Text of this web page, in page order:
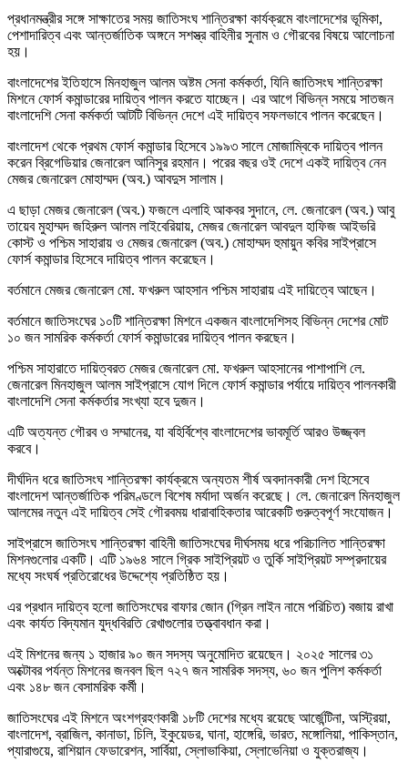
প্রধানমন্ত্রীর সঙ্গে সাক্ষাতের সময় জাতিসংঘ শান্তিরক্ষা কার্যক্রমে বাংলাদেশের ভূমিকা,
পেশাদারিত্ব এবং আন্তর্জাতিক অঙ্গনে সশস্ত্র বাহিনীর সুনাম ও গৌরবের বিষয়ে আলোচনা
হয়।
বাংলাদেশের ইতিহাসে মিনহাজুল আলম অষ্টম সেনা কর্মকর্তা, যিনি জাতিসংঘ শান্তিরক্ষা
মিশনে ফোর্স কমান্ডারের দায়িত্ব পালন করতে যাচ্ছেন। এর আগে বিভিন্ন সময়ে সাতজন
বাংলাদেশি সেনা কর্মকর্তা আটটি বিভিন্ন দেশে এই দায়িত্ব সফলভাবে পালন করেছেন।
বাংলাদেশ থেকে প্রথম ফোর্স কমান্ডার হিসেবে ১৯৯৩ সালে মোজাম্বিকে দায়িত্ব পালন
করেন ব্রিগেডিয়ার জেনারেল আনিসুর রহমান। পরের বছর ওই দেশে একই দায়িত্ব নেন
মেজর জেনারেল মোহাম্মদ (অব.) আবদুস সালাম।
এ ছাড়া মেজর জেনারেল (অব.) ফজলে এলাহি আকবর সুদানে, লে. জেনারেল (অব.) আবু
তায়েব মুহাম্মদ জহিরুল আলম লাইবেরিয়ায়, মেজর জেনারেল আবদুল হাফিজ আইভরি
কোস্ট ও পশ্চিম সাহারায় ও মেজর জেনারেল (অব.) মোহাম্মদ হুমায়ুন কবির সাইপ্রাসে
ফোর্স কমান্ডার হিসেবে দায়িত্ব পালন করেছেন।
বর্তমানে মেজর জেনারেল মো. ফখরুল আহসান পশ্চিম সাহারায় এই দায়িত্বে আছেন।
বর্তমানে জাতিসংঘের ১০টি শান্তিরক্ষা মিশনে একজন বাংলাদেশিসহ বিভিন্ন দেশের মোট
১০ জন সামরিক কর্মকর্তা ফোর্স কমান্ডারের দায়িত্ব পালন করছেন।
পশ্চিম সাহারাতে দায়িত্বরত মেজর জেনারেল মো. ফখরুল আহসানের পাশাপাশি লে.
জেনারেল মিনহাজুল আলম সাইপ্রাসে যোগ দিলে ফোর্স কমান্ডার পর্যায়ে দায়িত্ব পালনকারী
বাংলাদেশি সেনা কর্মকর্তার সংখ্যা হবে দুজন।
এটি অত্যন্ত গৌরব ও সম্মানের, যা বহির্বিশ্বে বাংলাদেশের ভাবমূর্তি আরও উজ্জ্বল
করবে।
দীর্ঘদিন ধরে জাতিসংঘ শান্তিরক্ষা কার্যক্রমে অন্যতম শীর্ষ অবদানকারী দেশ হিসেবে
বাংলাদেশ আন্তর্জাতিক পরিমণ্ডলে বিশেষ মর্যাদা অর্জন করেছে। লে. জেনারেল মিনহাজুল
আলমের নতুন এই দায়িত্ব সেই গৌরবময় ধারাবাহিকতার আরেকটি গুরুত্বপূর্ণ সংযোজন।
সাইপ্রাসে জাতিসংঘ শান্তিরক্ষা বাহিনী জাতিসংঘের দীর্ঘসময় ধরে পরিচালিত শান্তিরক্ষা
মিশনগুলোর একটি। এটি ১৯৬৪ সালে গ্রিক সাইপ্রিয়ট ও তুর্কি সাইপ্রিয়ট সম্প্রদায়ের
মধ্যে সংঘর্ষ প্রতিরোধের উদ্দেশ্যে প্রতিষ্ঠিত হয়।
এর প্রধান দায়িত্ব হলো জাতিসংঘের বাফার জোন (গ্রিন লাইন নামে পরিচিত) বজায় রাখা
এবং কার্যত বিদ্যমান যুদ্ধবিরতি রেখাগুলোর তত্ত্বাবধান করা।
এই মিশনের জন্য ১ হাজার ৯০ জন সদস্য অনুমোদিত রয়েছেন। ২০২৫ সালের ৩১
অক্টোবর পর্যন্ত মিশনের জনবল ছিল ৭২৭ জন সামরিক সদস্য, ৬০ জন পুলিশ কর্মকর্তা
এবং ১৪৮ জন বেসামরিক কর্মী।
জাতিসংঘের এই মিশনে অংশগ্রহণকারী ১৮টি দেশের মধ্যে রয়েছে আর্জেন্টিনা, অস্ট্রিয়া,
বাংলাদেশ, ব্রাজিল, কানাডা, চিলি, ইকুয়েডর, ঘানা, হাঙ্গেরি, ভারত, মঙ্গোলিয়া, পাকিস্তান,
প্যারাগুয়ে, রাশিয়ান ফেডারেশন, সার্বিয়া, স্লোভাকিয়া, স্লোভেনিয়া ও যুক্তরাজ্য।